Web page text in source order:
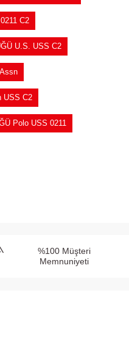
C2
U.S. USS C2
USS C2
Polo USS 0211
%100 Müşteri
Memnuniyeti